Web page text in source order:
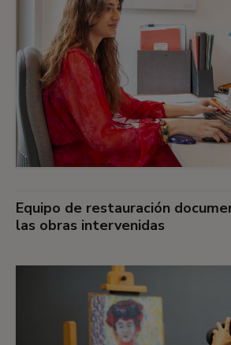
Equipo de restauración
las obras intervenidas